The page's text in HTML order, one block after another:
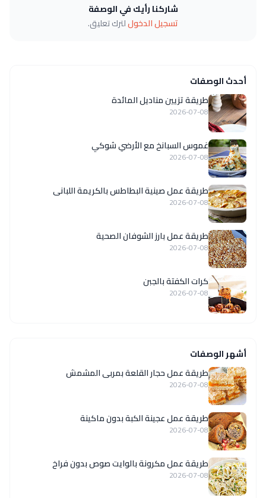
شاركنا رأيك في الوصفة
تسجيل الدخوللترك تعليق.
أحدث الوصفات
طريقة تزيين مناديل المائدة
2026-07-08
غموس السبانخ مع الأرضي شوكي
2026-07-08
طريقة عمل صينية البطاطس بالكريمة اللبانى
2026-07-08
طريقة عمل بارز الشوفان الصحية
2026-07-08
كرات الكفتة بالجبن
2026-07-08
أشهر الوصفات
طريقة عمل حجار القلعة بمربى المشمش
2026-07-08
طريقة عمل عجينة الكبة بدون ماكينة
2026-07-08
طريقة عمل مكرونة بالوايت صوص بدون فراخ
2026-07-08